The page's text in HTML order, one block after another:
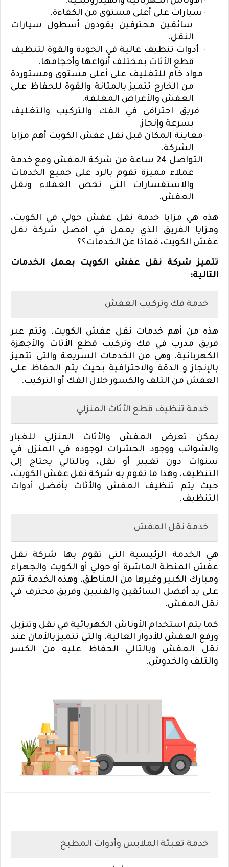
· سيارات على أعلى مستوى من الكفاءة.
·
سائقين محترفين يقودون أسطول سيارات
النقل.
·
أدوات تنظيف عالية في الجودة والقوة لتنظيف
قطع الأثاث بمختلف أنواعها وأحجامها.
· مواد خام للتغليف على أعلى مستوى ومستوردة
من الخارج تتميز بالمتانة والقوة للحفاظ على
العفش والأغراض المغلفة.
·
فريق احترافي في الفك والتركيب والتغليف
بسرعة وإنجاز.
· معاينة المكان قبل نقل عفش الكويت أهم مزايا
الشركة.
·
التواصل 24 ساعة من شركة العفش ومع خدمة
عملاء مميزة تقوم بالرد على جميع الخدمات
والاستفسارات التي تخص العملاء ونقل
العفش.
هذه هي مزايا خدمة نقل عفش حولي في الكويت،
ومزايا الفريق الذي يعمل في افضل شركة نقل
عفش الكويت، فماذا عن الخدمات؟؟
تتميز شركة نقل عفش الكويت بعمل الخدمات
التالية:
خدمة فك وتركيب العفش
هذه من أهم خدمات نقل عفش الكويت، وتتم عبر
فريق مدرب في فك وتركيب قطع الأثاث والأجهزة
الكهربائية، وهي من الخدمات السريعة والتي تتميز
بالإنجاز و الدقة والاحترافية بحيث يتم الحفاظ على
العفش من التلف والكسور خلال الفك أو التركيب.
خدمة تنظيف قطع الأثاث المنزلي
يمكن تعرض العفش والأثاث المنزلي للغبار
والشوائب ووجود الحشرات لوجوده في المنزل في
سنوات دون تغيير أو نقل، وبالتالي يحتاج إلى
التنظيف، وهذا ما تقوم به شركة نقل عفش الكويت،
حيث يتم تنظيف العفش والأثاث بأفضل أدوات
التنظيف.
خدمة نقل العفش
هي الخدمة الرئيسية التي تقوم بها شركة نقل
عفش المنطة العاشرة أو حولي أو الكويت والجهراء
ومبارك الكبير وغيرها من المناطق، وهذه الخدمة تتم
على يد أفضل السائقين والفنيين وفريق محترف في
نقل العفش.
كما يتم استخدام الأوناش الكهربائية في نقل وتنزيل
ورفع العفش للأدوار العالية، والتي تتميز بالأمان عند
نقل العفش وبالتالي الحفاظ عليه من الكسر
والتلف والخدوش.
خدمة تعبئة الملابس وأدوات المطبخ